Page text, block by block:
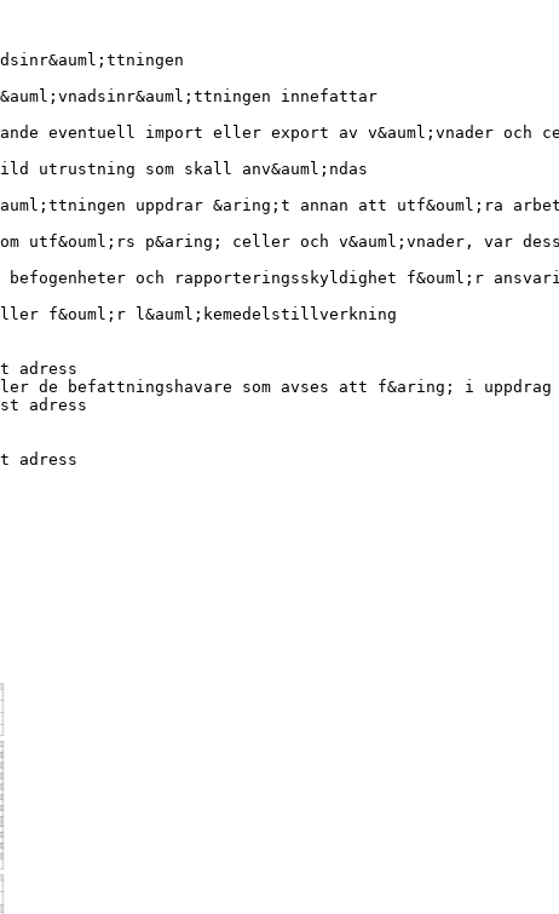
innefattar
eventuell import eller export av v&auml;vnader och
utrustning som skall anv&auml;ndas
uppdrar &aring;t annan att utf&ouml;ra
p&aring; celler och v&auml;vnader, var
och rapporteringsskyldighet f&ouml;r
f&ouml;r l&auml;kemedelstillverkning
adress
de befattningshavare som avses att f&aring; i
adress
adress